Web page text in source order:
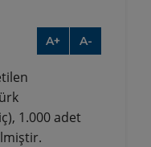
A+ A-
1.000 adet